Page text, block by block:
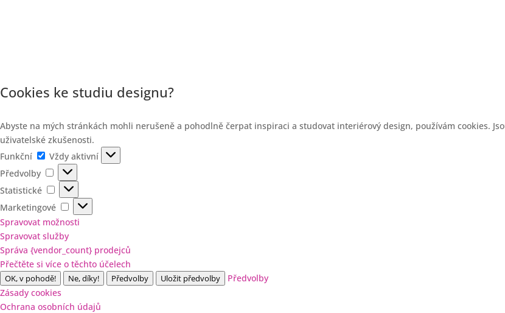
Cookies ke studiu designu?
Abyste na mých stránkách mohli nerušeně a pohodlně čerpat inspiraci a studovat interiérový design, používám cookies.
uživatelské zkušenosti.
Funkční
Funkční
Vždy aktivní
Předvolby
Předvolby
Statistické
Statistické
Marketingové
Marketingové
Spravovat možnosti
Spravovat služby
Správa {vendor_count} prodejců
Přečtěte si více o těchto účelech
OK, v pohodě! Ne, díky! Předvolby Uložit předvolby
Předvolby
Zásady cookies
Ochrana osobních údajů